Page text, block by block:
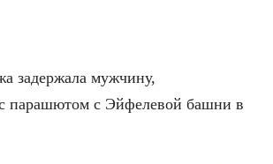
задержала мужчину,
парашютом с Эйфелевой башни в